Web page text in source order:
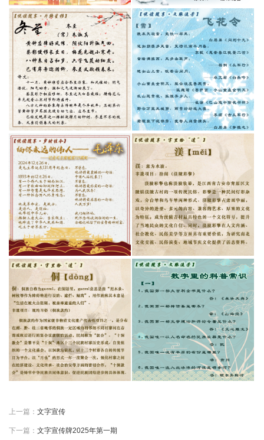
况
通
务
藏
资
源
互
动
交
流
阅
推
广
上一篇： 文字宣传
下一篇： 文字宣传牌2025年第一期